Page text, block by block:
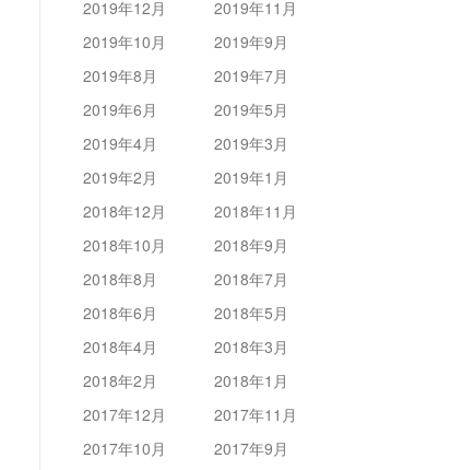
2019年12月
2019年11月
2019年10月
2019年9月
2019年8月
2019年7月
2019年6月
2019年5月
2019年4月
2019年3月
2019年2月
2019年1月
2018年12月
2018年11月
2018年10月
2018年9月
2018年8月
2018年7月
2018年6月
2018年5月
2018年4月
2018年3月
2018年2月
2018年1月
2017年12月
2017年11月
2017年10月
2017年9月